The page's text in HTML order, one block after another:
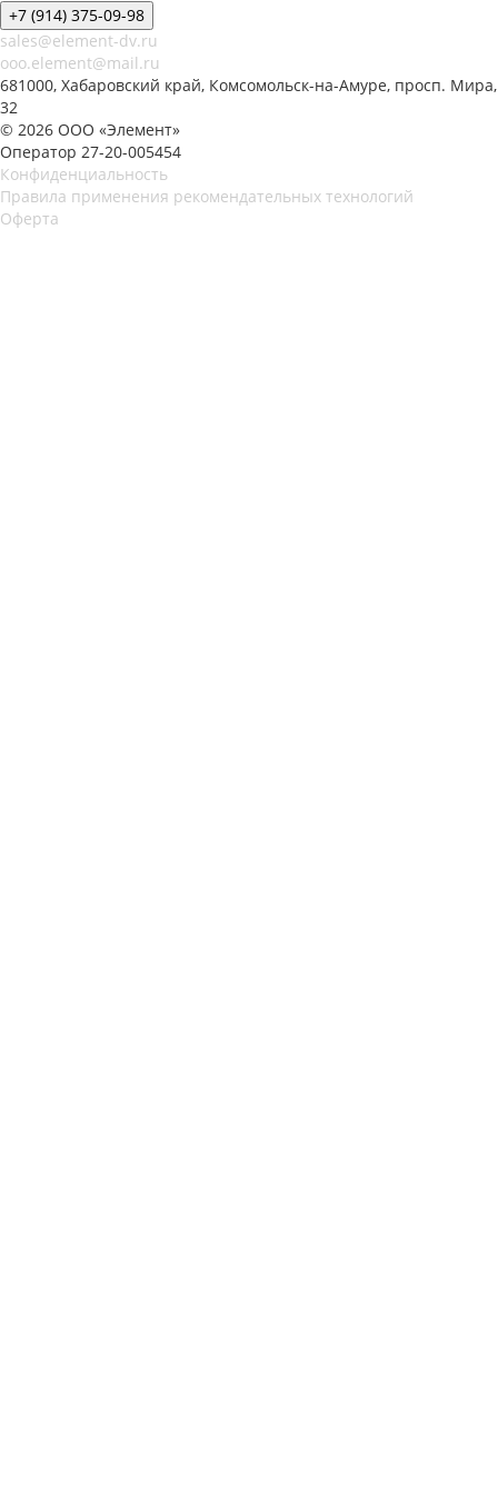
+7 (914) 375-09-98
sales@element-dv.ru
ooo.element@mail.ru
681000, Хабаровский край, Комсомольск-на-Амуре, просп. Мира,
32
© 2026 ООО «Элемент»
Оператор 27-20-005454
Конфиденциальность
Правила применения рекомендательных технологий
Оферта